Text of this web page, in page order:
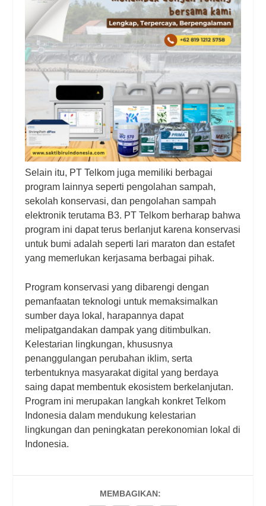
Selain itu, PT Telkom juga memiliki berbagai
program lainnya seperti pengolahan sampah,
sekolah konservasi, dan pengolahan sampah
elektronik terutama B3. PT Telkom berharap bahwa
program ini dapat terus berlanjut karena konservasi
untuk bumi adalah seperti lari maraton dan estafet
yang memerlukan kerjasama berbagai pihak.
Program konservasi yang dibarengi dengan
pemanfaatan teknologi untuk memaksimalkan
sumber daya lokal, harapannya dapat
melipatgandakan dampak yang ditimbulkan.
Kelestarian lingkungan, khususnya
penanggulangan perubahan iklim, serta
terbentuknya masyarakat digital yang berdaya
saing dapat membentuk ekosistem berkelanjutan.
Program ini merupakan langkah konkret Telkom
Indonesia dalam mendukung kelestarian
lingkungan dan peningkatan perekonomian lokal di
Indonesia.
MEMBAGIKAN: